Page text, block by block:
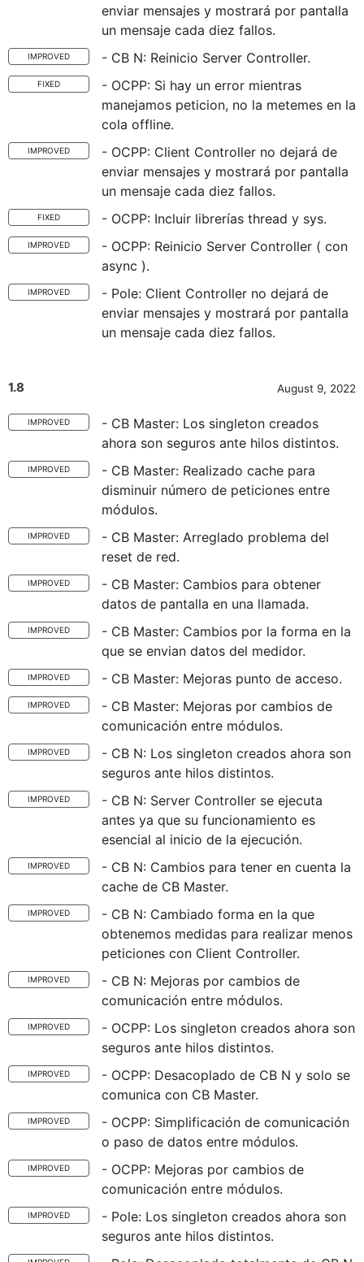
enviar mensajes y mostrará por pantalla
un mensaje cada diez fallos.
IMPROVED - CB N: Reinicio Server Controller.
FIXED
- OCPP: Si hay un error mientras
manejamos peticion, no la metemes en la
cola offline.
IMPROVED
- OCPP: Client Controller no dejará de
enviar mensajes y mostrará por pantalla
un mensaje cada diez fallos.
FIXED - OCPP: Incluir librerías thread y sys.
IMPROVED
- OCPP: Reinicio Server Controller ( con
async ).
IMPROVED
- Pole: Client Controller no dejará de
enviar mensajes y mostrará por pantalla
un mensaje cada diez fallos.
1.8 August 9, 2022
IMPROVED
- CB Master: Los singleton creados
ahora son seguros ante hilos distintos.
IMPROVED
- CB Master: Realizado cache para
disminuir número de peticiones entre
módulos.
IMPROVED
- CB Master: Arreglado problema del
reset de red.
IMPROVED
- CB Master: Cambios para obtener
datos de pantalla en una llamada.
IMPROVED
- CB Master: Cambios por la forma en la
que se envian datos del medidor.
IMPROVED - CB Master: Mejoras punto de acceso.
IMPROVED
- CB Master: Mejoras por cambios de
comunicación entre módulos.
IMPROVED
- CB N: Los singleton creados ahora son
seguros ante hilos distintos.
IMPROVED
- CB N: Server Controller se ejecuta
antes ya que su funcionamiento es
esencial al inicio de la ejecución.
IMPROVED
- CB N: Cambios para tener en cuenta la
cache de CB Master.
IMPROVED
- CB N: Cambiado forma en la que
obtenemos medidas para realizar menos
peticiones con Client Controller.
IMPROVED
- CB N: Mejoras por cambios de
comunicación entre módulos.
IMPROVED
- OCPP: Los singleton creados ahora son
seguros ante hilos distintos.
IMPROVED
- OCPP: Desacoplado de CB N y solo se
comunica con CB Master.
IMPROVED
- OCPP: Simplificación de comunicación
o paso de datos entre módulos.
IMPROVED
- OCPP: Mejoras por cambios de
comunicación entre módulos.
IMPROVED
- Pole: Los singleton creados ahora son
seguros ante hilos distintos.